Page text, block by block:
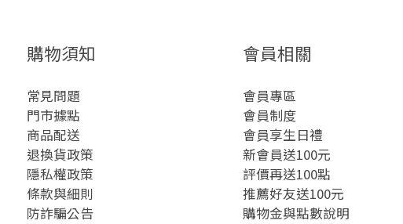
購物須知
常見問題
門市據點
商品配送
退換貨政策
隱私權政策
條款與細則
防詐騙公告
會員相關
會員專區
會員制度
會員享生日禮
新會員送100元
評價再送100點
推薦好友送100元
購物金與點數說明